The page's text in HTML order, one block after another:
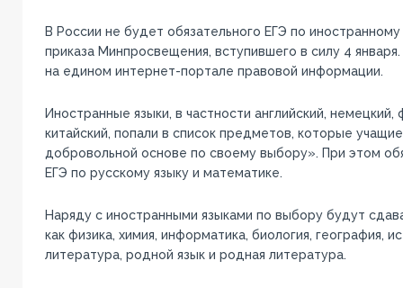
В России не будет обязательного ЕГЭ по иностранному
приказа Минпросвещения, вступившего в силу 4
на едином интернет-портале правовой информации.
Иностранные языки, в частности английский, немецкий,
китайский, попали в список предметов, которые
добровольной основе по своему выбору». При этом
ЕГЭ по русскому языку и математике.
Наряду с иностранными языками по выбору будут
как физика, химия, информатика, биология, география,
литература, родной язык и родная литература.